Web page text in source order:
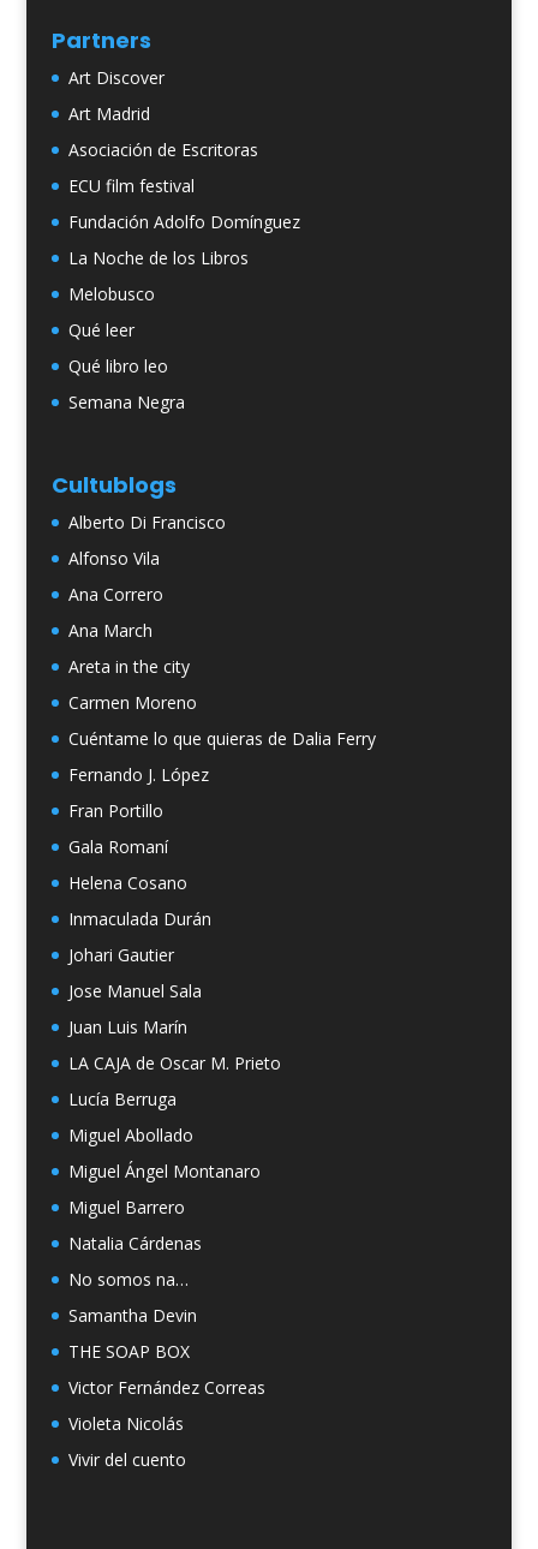
Partners
Art Discover
Art Madrid
Asociación de Escritoras
ECU film festival
Fundación Adolfo Domínguez
La Noche de los Libros
Melobusco
Qué leer
Qué libro leo
Semana Negra
Cultublogs
Alberto Di Francisco
Alfonso Vila
Ana Correro
Ana March
Areta in the city
Carmen Moreno
Cuéntame lo que quieras de Dalia Ferry
Fernando J. López
Fran Portillo
Gala Romaní
Helena Cosano
Inmaculada Durán
Johari Gautier
Jose Manuel Sala
Juan Luis Marín
LA CAJA de Oscar M. Prieto
Lucía Berruga
Miguel Abollado
Miguel Ángel Montanaro
Miguel Barrero
Natalia Cárdenas
No somos na…
Samantha Devin
THE SOAP BOX
Victor Fernández Correas
Violeta Nicolás
Vivir del cuento